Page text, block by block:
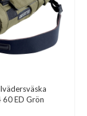
ED Grön